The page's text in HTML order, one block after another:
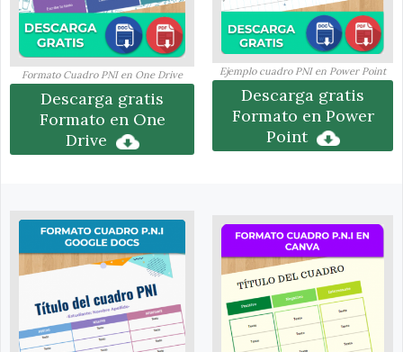
Formato Cuadro PNI en One Drive
Descarga gratis
Formato en One
Drive
Ejemplo cuadro PNI en Power Point
Descarga gratis
Formato en Power
Point